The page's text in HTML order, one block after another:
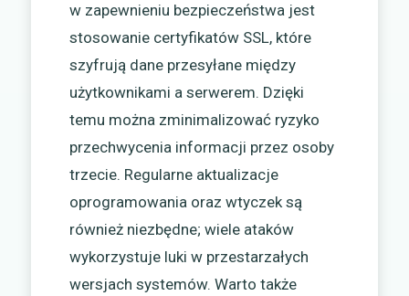
w zapewnieniu bezpieczeństwa jest
stosowanie certyfikatów SSL, które
szyfrują dane przesyłane między
użytkownikami a serwerem. Dzięki
temu można zminimalizować ryzyko
przechwycenia informacji przez osoby
trzecie. Regularne aktualizacje
oprogramowania oraz wtyczek są
również niezbędne; wiele ataków
wykorzystuje luki w przestarzałych
wersjach systemów. Warto także